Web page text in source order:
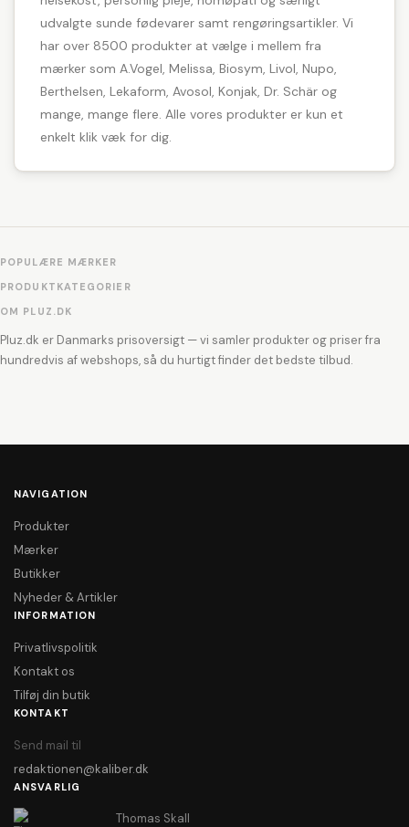
udvalgte sunde fødevarer samt rengøringsartikler. Vi
har over 8500 produkter at vælge i mellem fra
mærker som A.Vogel, Melissa, Biosym, Livol, Nupo,
Berthelsen, Lekaform, Avosol, Konjak, Dr. Schär og
mange, mange flere. Alle vores produkter er kun et
enkelt klik væk for dig.
POPULÆRE MÆRKER
PRODUKTKATEGORIER
OM PLUZ.DK
Pluz.dk er Danmarks prisoversigt — vi samler produkter og priser fra
hundredvis af webshops, så du hurtigt finder det bedste tilbud.
NAVIGATION
Produkter
Mærker
Butikker
Nyheder & Artikler
INFORMATION
Privatlivspolitik
Kontakt os
Tilføj din butik
KONTAKT
Send mail til
redaktionen@kaliber.dk
ANSVARLIG
Thomas Skall